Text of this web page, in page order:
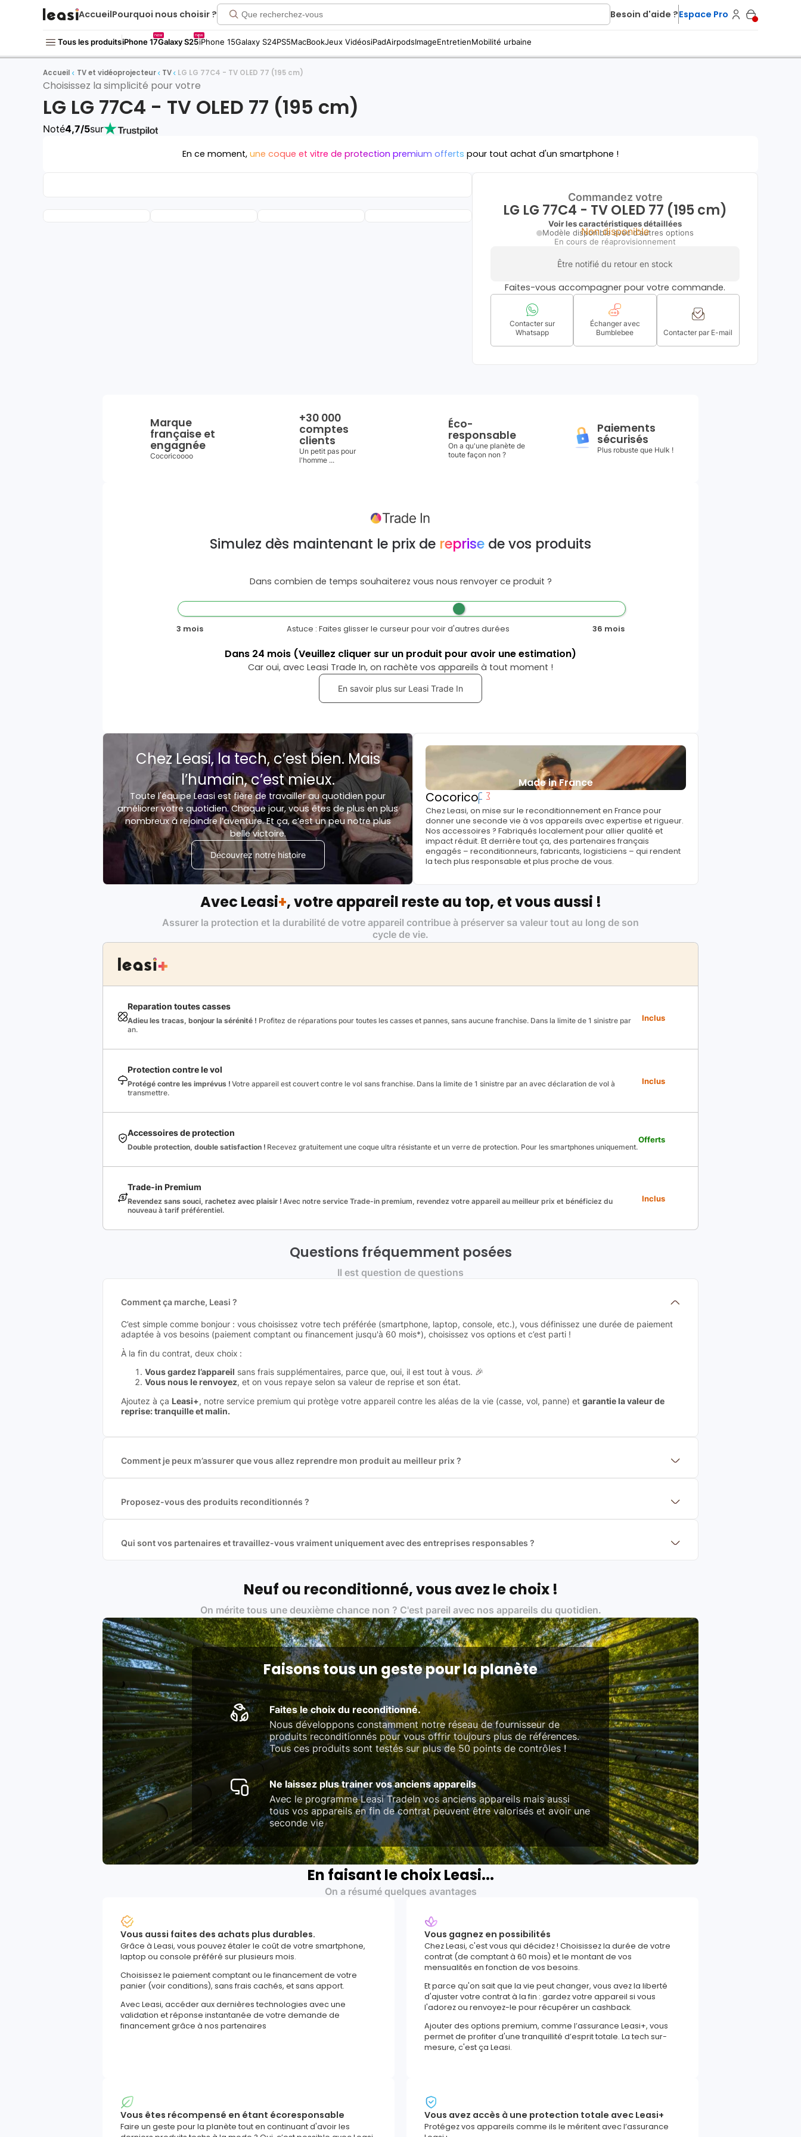
AccueilPourquoi nous choisir ? Besoin d'aide ?Espace Pro
Tous les produitsiPhone 17
new
Galaxy S25
new
iPhone 15Galaxy S24PS5MacBookJeux VidéosiPadAirpodsImageEntretienMobilité urbaine
Accueil TV et vidéoprojecteur TV LG LG 77C4 - TV OLED 77 (195 cm)
Choisissez la simplicité pour votre
LG LG 77C4 - TV OLED 77 (195 cm)
Noté4,7/5sur
En ce moment, une coque et vitre de protection premium offerts pour tout achat d'un smartphone !
Commandez votre
LG LG 77C4 - TV OLED 77 (195 cm)
Voir les caractéristiques détaillées
Modèle disponible avec d'autres options
Non disponible
En cours de réaprovisionnement
Être notifié du retour en stock
Faites-vous accompagner pour votre commande.
Contacter sur
Whatsapp
Échanger avec
Bumblebee
Contacter par E-mail
Marque
française et
engagnée
Cocoricoooo
+30 000
comptes
clients
Un petit pas pour
l'homme ...
Éco-
responsable
On a qu'une planète de
toute façon non ?
Paiements
sécurisés
Plus robuste que Hulk !
Simulez dès maintenant le prix de reprise de vos produits
Dans combien de temps souhaiterez vous nous renvoyer ce produit ?
3 mois Astuce : Faites glisser le curseur pour voir d'autres durées 36 mois
Dans 24 mois (Veuillez cliquer sur un produit pour avoir une estimation)
Car oui, avec Leasi Trade In, on rachète vos appareils à tout moment !
En savoir plus sur Leasi Trade In
Chez Leasi, la tech, c’est bien. Mais
l’humain, c’est mieux.
Toute l'équipe Leasi est fière de travailler au quotidien pour
améliorer votre quotidien. Chaque jour, vous êtes de plus en plus
nombreux à rejoindre l’aventure. Et ça, c’est un peu notre plus
belle victoire.
Découvrez notre histoire
Made in France
Cocorico
Chez Leasi, on mise sur le reconditionnement en France pour
donner une seconde vie à vos appareils avec expertise et rigueur.
Nos accessoires ? Fabriqués localement pour allier qualité et
impact réduit. Et derrière tout ça, des partenaires français
engagés – reconditionneurs, fabricants, logisticiens – qui rendent
la tech plus responsable et plus proche de vous.
Avec Leasi+, votre appareil reste au top, et vous aussi !
Assurer la protection et la durabilité de votre appareil contribue à préserver sa valeur tout au long de son
cycle de vie.
Reparation toutes casses
Adieu les tracas, bonjour la sérénité ! Profitez de réparations pour toutes les casses et pannes, sans aucune franchise. Dans la limite de 1 sinistre par
an.
Inclus
Protection contre le vol
Protégé contre les imprévus ! Votre appareil est couvert contre le vol sans franchise. Dans la limite de 1 sinistre par an avec déclaration de vol à
transmettre.
Inclus
Accessoires de protection
Double protection, double satisfaction ! Recevez gratuitement une coque ultra résistante et un verre de protection. Pour les smartphones uniquement.
Offerts
Trade-in Premium
Revendez sans souci, rachetez avec plaisir ! Avec notre service Trade-in premium, revendez votre appareil au meilleur prix et bénéficiez du
nouveau à tarif préférentiel.
Inclus
Questions fréquemment posées
Il est question de questions
Comment ça marche, Leasi ?
C’est simple comme bonjour : vous choisissez votre tech préférée (smartphone, laptop, console, etc.), vous définissez une durée de paiement
adaptée à vos besoins (paiement comptant ou financement jusqu'à 60 mois*), choisissez vos options et c’est parti !
À la fin du contrat, deux choix :
Vous gardez l’appareil sans frais supplémentaires, parce que, oui, il est tout à vous. 🎉
Vous nous le renvoyez, et on vous repaye selon sa valeur de reprise et son état.
Ajoutez à ça Leasi+, notre service premium qui protège votre appareil contre les aléas de la vie (casse, vol, panne) et garantie la valeur de
reprise: tranquille et malin.
Comment je peux m’assurer que vous allez reprendre mon produit au meilleur prix ?
Proposez-vous des produits reconditionnés ?
Qui sont vos partenaires et travaillez-vous vraiment uniquement avec des entreprises responsables ?
Labels environnementaux & qualité de nos partenaires :
Produits testés et vérifiés selon des standards rigoureux (80 à 100 points de contrôle en fonction des produits)
Respect des normes RAEE, RoHS, et du référentiel QualiRepar (bonus réparation)
Neuf ou reconditionné, vous avez le choix !
On mérite tous une deuxième chance non ? C'est pareil avec nos appareils du quotidien.
Faisons tous un geste pour la planète
Faites le choix du reconditionné.
Nous développons constamment notre réseau de fournisseur de
produits reconditionnés pour vous offrir toujours plus de références.
Tous ces produits sont testés sur plus de 50 points de contrôles !
Ne laissez plus trainer vos anciens appareils
Avec le programme Leasi TradeIn vos anciens appareils mais aussi
tous vos appareils en fin de contrat peuvent être valorisés et avoir une
seconde vie
En faisant le choix Leasi...
On a résumé quelques avantages
Vous aussi faites des achats plus durables.
Grâce à Leasi, vous pouvez étaler le coût de votre smartphone,
laptop ou console préféré sur plusieurs mois.
Choisissez le paiement comptant ou le financement de votre
panier (voir conditions), sans frais cachés, et sans apport.
Avec Leasi, accéder aux dernières technologies avec une
validation et réponse instantanée de votre demande de
financement grâce à nos partenaires
Vous gagnez en possibilités
Chez Leasi, c'est vous qui décidez ! Choisissez la durée de votre
contrat (de comptant à 60 mois) et le montant de vos
mensualités en fonction de vos besoins.
Et parce qu'on sait que la vie peut changer, vous avez la liberté
d'ajuster votre contrat à la fin : gardez votre appareil si vous
l'adorez ou renvoyez-le pour récupérer un cashback.
Ajouter des options premium, comme l’assurance Leasi+, vous
permet de profiter d'une tranquillité d’esprit totale. La tech sur-
mesure, c'est ça Leasi.
Vous êtes récompensé en étant écoresponsable
Faire un geste pour la planète tout en continuant d'avoir les
Vous avez accès à une protection totale avec Leasi+
Protégez vos appareils comme ils le méritent avec l’assurance